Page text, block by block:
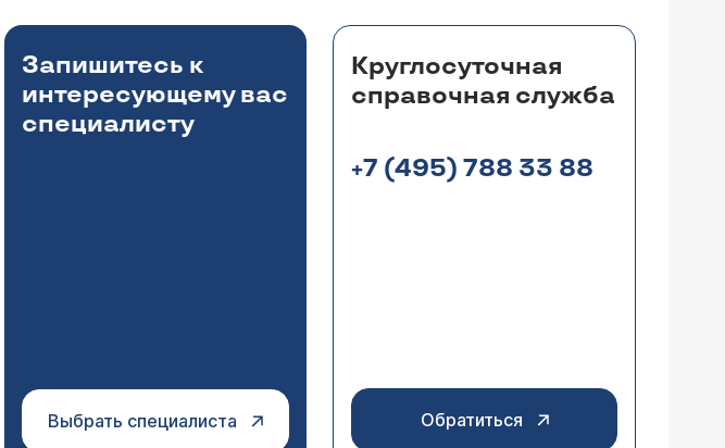
В 1 год и 10 мес. у нас обнаружили водянку левого
что можно подождать и понаблюдаться. Сейчас нам
Скажите нужно ли дальше наблюдаться или стоит
и каковы возможные осложнения? Заранее благодарим.
не должно быть.
Запишитесь к
интересующему вас
специалисту
Выбрать специалиста
Круглосуточная
справочная служба
+7 (495) 788 33 88
Обратиться